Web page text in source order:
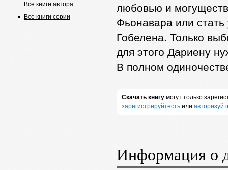
Все книги автора
Все книги серии
любовью и
Фьонавара или стать
Гобелена. Только
для этого Дариену
В полном
Скачать книгумогут только
зарегистрируйтестьили
Информация о